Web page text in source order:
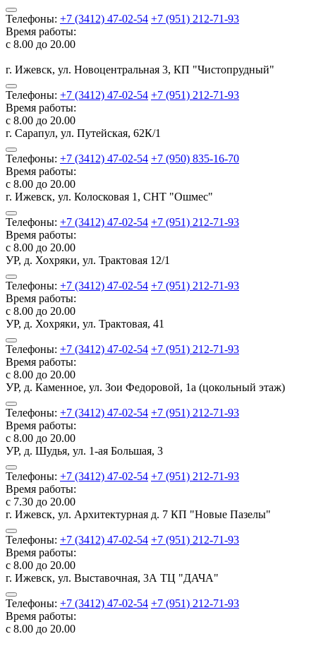
Телефоны: +7 (3412) 47-02-54 +7 (951) 212-71-93
Время работы:
с 8.00 до 20.00
г. Ижевск, ул. Новоцентральная 3, КП "Чистопрудный"
Телефоны: +7 (3412) 47-02-54 +7 (951) 212-71-93
Время работы:
с 8.00 до 20.00
г. Сарапул, ул. Путейская, 62К/1
Телефоны: +7 (3412) 47-02-54 +7 (950) 835-16-70
Время работы:
с 8.00 до 20.00
г. Ижевск, ул. Колосковая 1, СНТ "Ошмес"
Телефоны: +7 (3412) 47-02-54 +7 (951) 212-71-93
Время работы:
с 8.00 до 20.00
УР, д. Хохряки, ул. Трактовая 12/1
Телефоны: +7 (3412) 47-02-54 +7 (951) 212-71-93
Время работы:
с 8.00 до 20.00
УР, д. Хохряки, ул. Трактовая, 41
Телефоны: +7 (3412) 47-02-54 +7 (951) 212-71-93
Время работы:
с 8.00 до 20.00
УР, д. Каменное, ул. Зои Федоровой, 1а (цокольный этаж)
Телефоны: +7 (3412) 47-02-54 +7 (951) 212-71-93
Время работы:
с 8.00 до 20.00
УР, д. Шудья, ул. 1-ая Большая, 3
Телефоны: +7 (3412) 47-02-54 +7 (951) 212-71-93
Время работы:
с 7.30 до 20.00
г. Ижевск, ул. Архитектурная д. 7 КП "Новые Пазелы"
Телефоны: +7 (3412) 47-02-54 +7 (951) 212-71-93
Время работы:
с 8.00 до 20.00
г. Ижевск, ул. Выставочная, 3А ТЦ "ДАЧА"
Телефоны: +7 (3412) 47-02-54 +7 (951) 212-71-93
Время работы:
с 8.00 до 20.00